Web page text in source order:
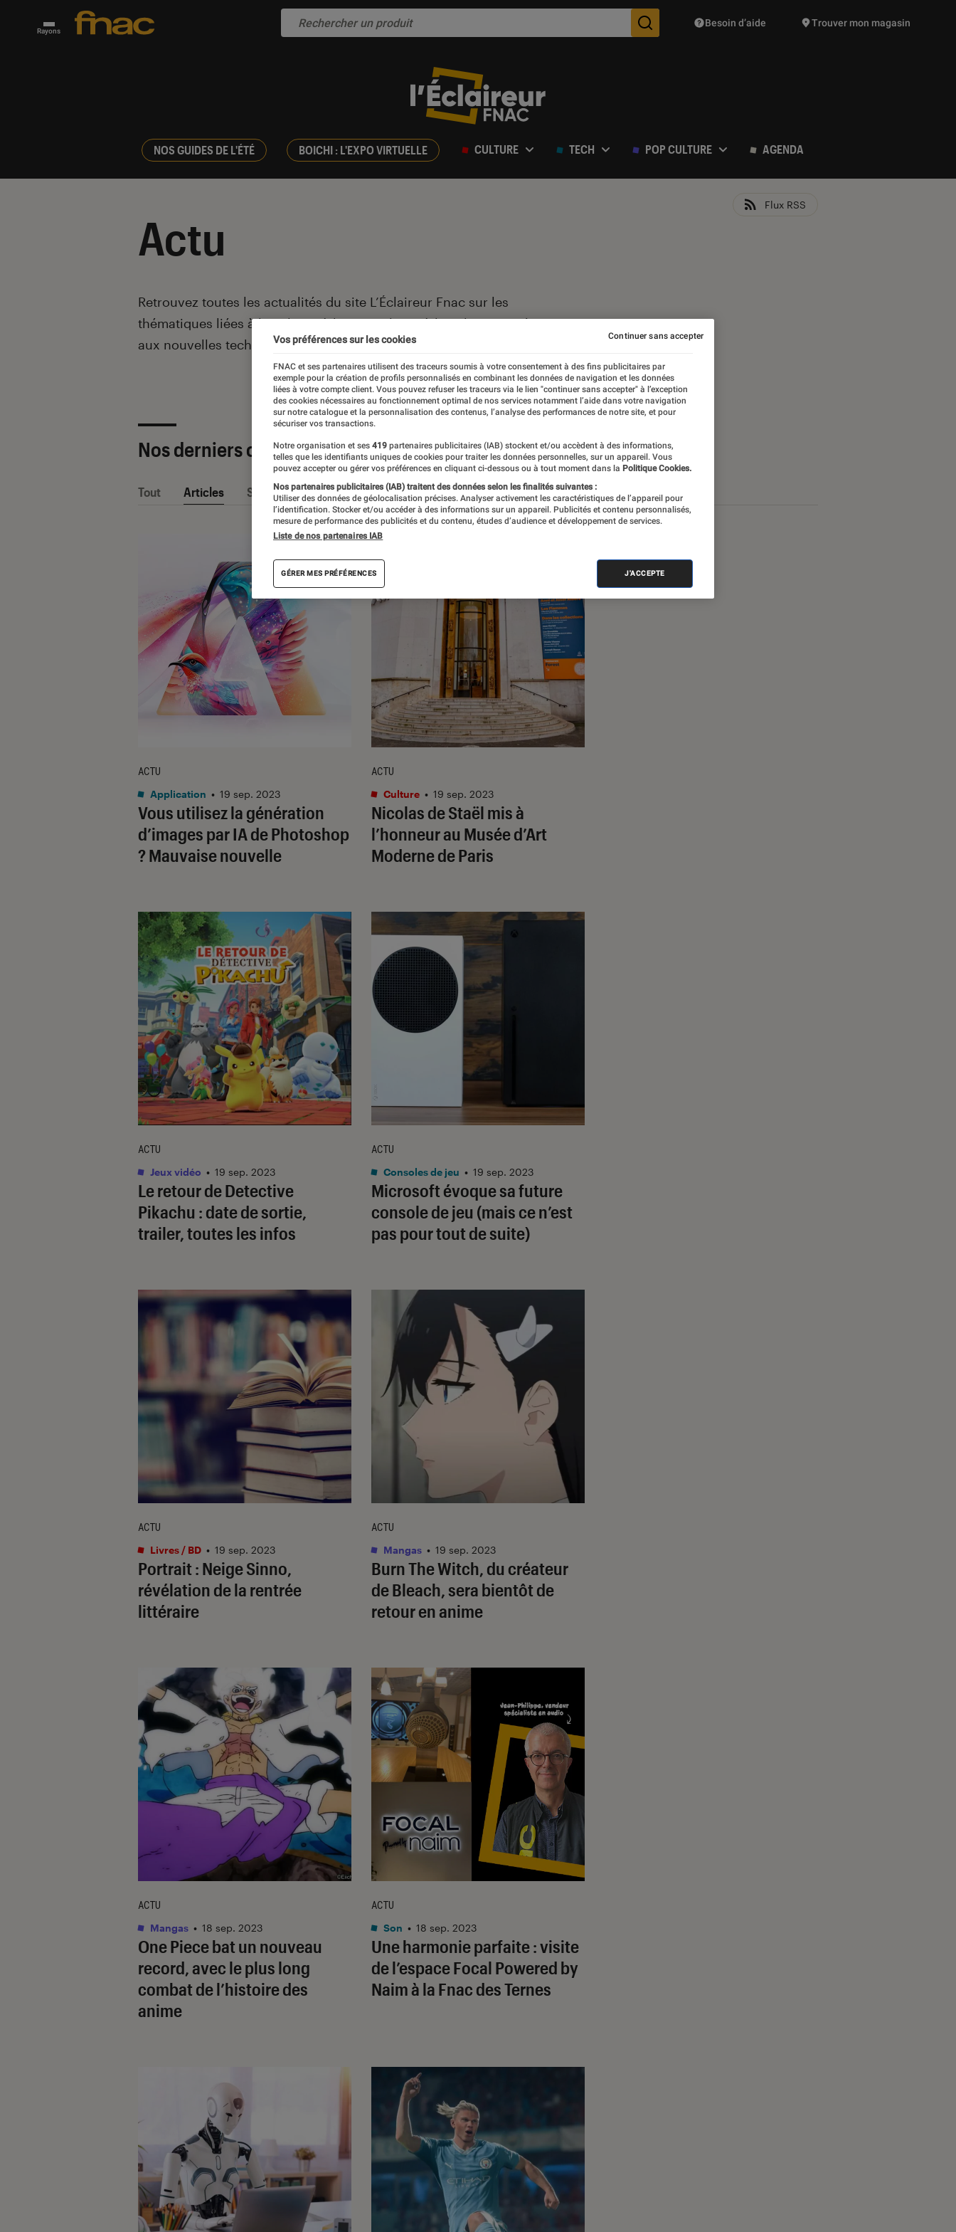
Rayons Des suggestions de produits vont vous être proposées
Besoin d’aide Trouver mon magasin
NOS GUIDES DE L'ÉTÉ BOICHI : L'EXPO VIRTUELLE CULTURE TECH POP CULTURE AGENDA
Actu
Flux RSS
Introduction
Retrouvez toutes les actualités du site L’Éclaireur Fnac sur les
thématiques liées à la culture, à la pop culture, à la culture numérique et
aux nouvelles technologies.
Nos derniers contenus
Tout Articles Sélections et guides Tests
Vous utilisez la génération
d’images par IA de Photoshop
? Mauvaise nouvelle
ACTU
Application • 19 sep. 2023
Nicolas de Staël mis à
l’honneur au Musée d’Art
Moderne de Paris
ACTU
Culture • 19 sep. 2023
Le retour de Detective
Pikachu : date de sortie,
trailer, toutes les infos
ACTU
Jeux vidéo • 19 sep. 2023
Microsoft évoque sa future
console de jeu (mais ce n’est
pas pour tout de suite)
ACTU
Consoles de jeu • 19 sep. 2023
Portrait : Neige Sinno,
révélation de la rentrée
littéraire
ACTU
Livres / BD • 19 sep. 2023
Burn The Witch, du créateur
deBleach, sera bientôt de
retour en anime
ACTU
Mangas • 19 sep. 2023
One Piecebat un nouveau
record, avec le plus long
combat de l’histoire des
anime
ACTU
Mangas • 18 sep. 2023
Une harmonie parfaite : visite
de l’espace Focal Powered by
Naim à la Fnac des Ternes
ACTU
Son • 18 sep. 2023
Vos préférences sur les cookies
FNAC et ses partenaires utilisent des traceurs soumis à votre consentement à des fins publicitaires par
exemple pour la création de profils personnalisés en combinant les données de navigation et les données
liées à votre compte client. Vous pouvez refuser les traceurs via le lien "continuer sans accepter" à l’exception
des cookies nécessaires au fonctionnement optimal de nos services notamment l’aide dans votre navigation
sur notre catalogue et la personnalisation des contenus, l’analyse des performances de notre site, et pour
sécuriser vos transactions.
Notre organisation et ses 419 partenaires publicitaires (IAB) stockent et/ou accèdent à des informations,
telles que les identifiants uniques de cookies pour traiter les données personnelles, sur un appareil. Vous
pouvez accepter ou gérer vos préférences en cliquant ci-dessous ou à tout moment dans la Politique Cookies.
Nos partenaires publicitaires (IAB) traitent des données selon les finalités suivantes :
Utiliser des données de géolocalisation précises. Analyser activement les caractéristiques de l’appareil pour
l’identification. Stocker et/ou accéder à des informations sur un appareil. Publicités et contenu personnalisés,
mesure de performance des publicités et du contenu, études d’audience et développement de services.
Liste de nos partenaires IAB
GÉRER MES PRÉFÉRENCES J'ACCEPTE
Continuer sans accepter